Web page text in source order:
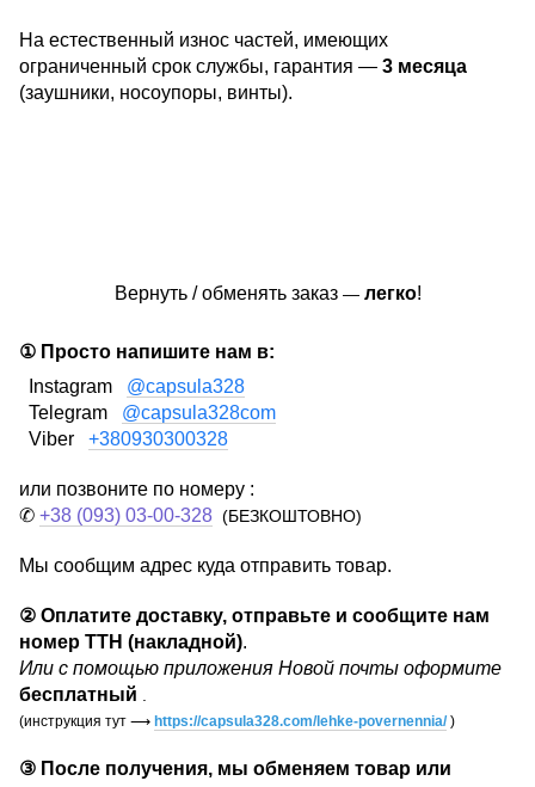
На естественный износ частей, имеющих
ограниченный срок службы, гарантия — 3 месяца
(заушники, носоупоры, винты).
Вернуть / обменять заказ — легко!
① Просто напишите нам в:
Instagram @capsula328
Telegram @capsula328com
Viber +380930300328
или позвоните по номеру :
✆ +38 (093) 03-00-328 (БЕЗКОШТОВНО)
Мы сообщим адрес куда отправить товар.
② Оплатите доставку, отправьте и сообщите нам
номер ТТН (накладной).
Или с помощью приложения Новой почты оформите
бесплатный
(инструкция тут ⟶ https://capsula328.com/lehke-povernennia/)
③ После получения, мы обменяем товар или